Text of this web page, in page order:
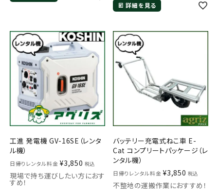
詳細を見る
工進 発電機 GV-16SE（レンタ
ル機）
日帰りレンタル料金 ¥3,850 税込
現場で持ち運びしたい方におす
すめ！
バッテリー充電式ねこ車 E-
Cat コンプリートパッケージ（レ
ンタル機）
日帰りレンタル料金 ¥3,850 税込
不整地の運搬作業におすすめ！